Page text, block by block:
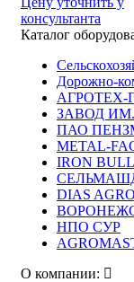
консультанта
Каталог
Дорожно-
АГРОТЕХ-
ЗАВОД
ПАО
METAL-
IRON BULL
DIAS AGRO
НПО СУР
О компании: